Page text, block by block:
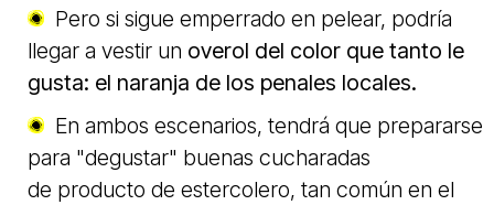
Pero si sigue emperrado en pelear, podría
llegar a vestir un overol del color que tanto le
gusta: el naranja de los penales locales.
En ambos escenarios, tendrá que prepararse
para "degustar" buenas cucharadas
de producto de estercolero, tan común en el